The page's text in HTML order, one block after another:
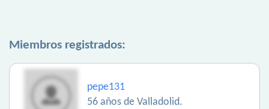
Miembros registrados:
pepe131
56 años de Valladolid.